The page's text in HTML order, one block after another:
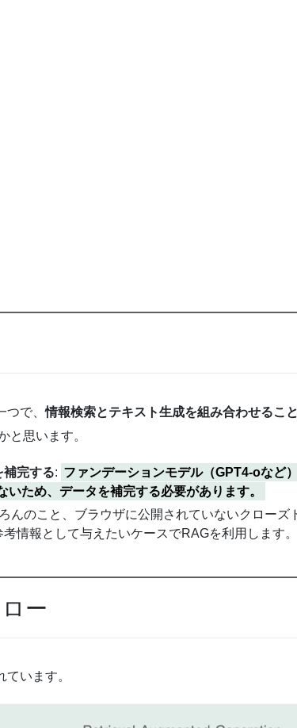
つで、情報検索とテキスト生成を組み合わせるこ
と思います。
補完する: ファンデーションモデル（GPT4-oなど
ため、データを補完する必要があります。
んのこと、ブラウザに公開されていないクロー
情報として与えたいケースでRAGを利用します。
ー
います。